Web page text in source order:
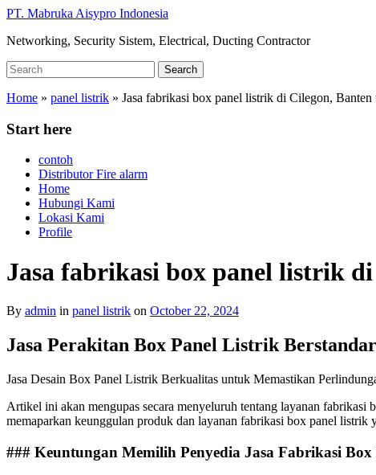
Skip
main
PT. Mabruka Aisypro Indonesia
Networking, Security Sistem, Electrical, Ducting Contractor
Search
for:
Search
Home » panel listrik » Jasa fabrikasi box panel listrik di Cilegon,
Start here
contoh
Distributor Fire alarm
Home
Hubungi Kami
Lokasi Kami
Profile
Jasa fabrikasi box panel listrik
By admin in panel listrik on October 22, 2024
Jasa Perakitan Box Panel Listrik
Jasa Desain Box Panel Listrik Berkualitas untuk Memastikan
Artikel ini akan mengupas secara menyeluruh tentang layanan
memaparkan keunggulan produk dan layanan fabrikasi box panel
### Keuntungan Memilih Penyedia Jasa Fabrikasi